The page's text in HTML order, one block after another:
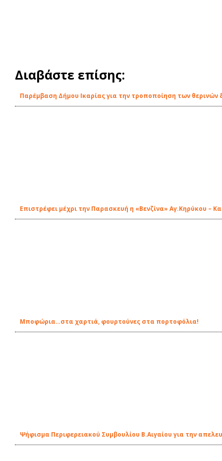
Διαβάστε επίσης:
Παρέμβαση Δήμου Ικαρίας για την τροποποίηση των
Επιστρέφει μέχρι την Παρασκευή η «Βενζίνα» Αγ.Κηρύκου –
Μποφώρια…στα χαρτιά, φουρτούνες στα πορτοφόλια!
Ψήφισμα Περιφερειακού Συμβουλίου Β.Αιγαίου για την